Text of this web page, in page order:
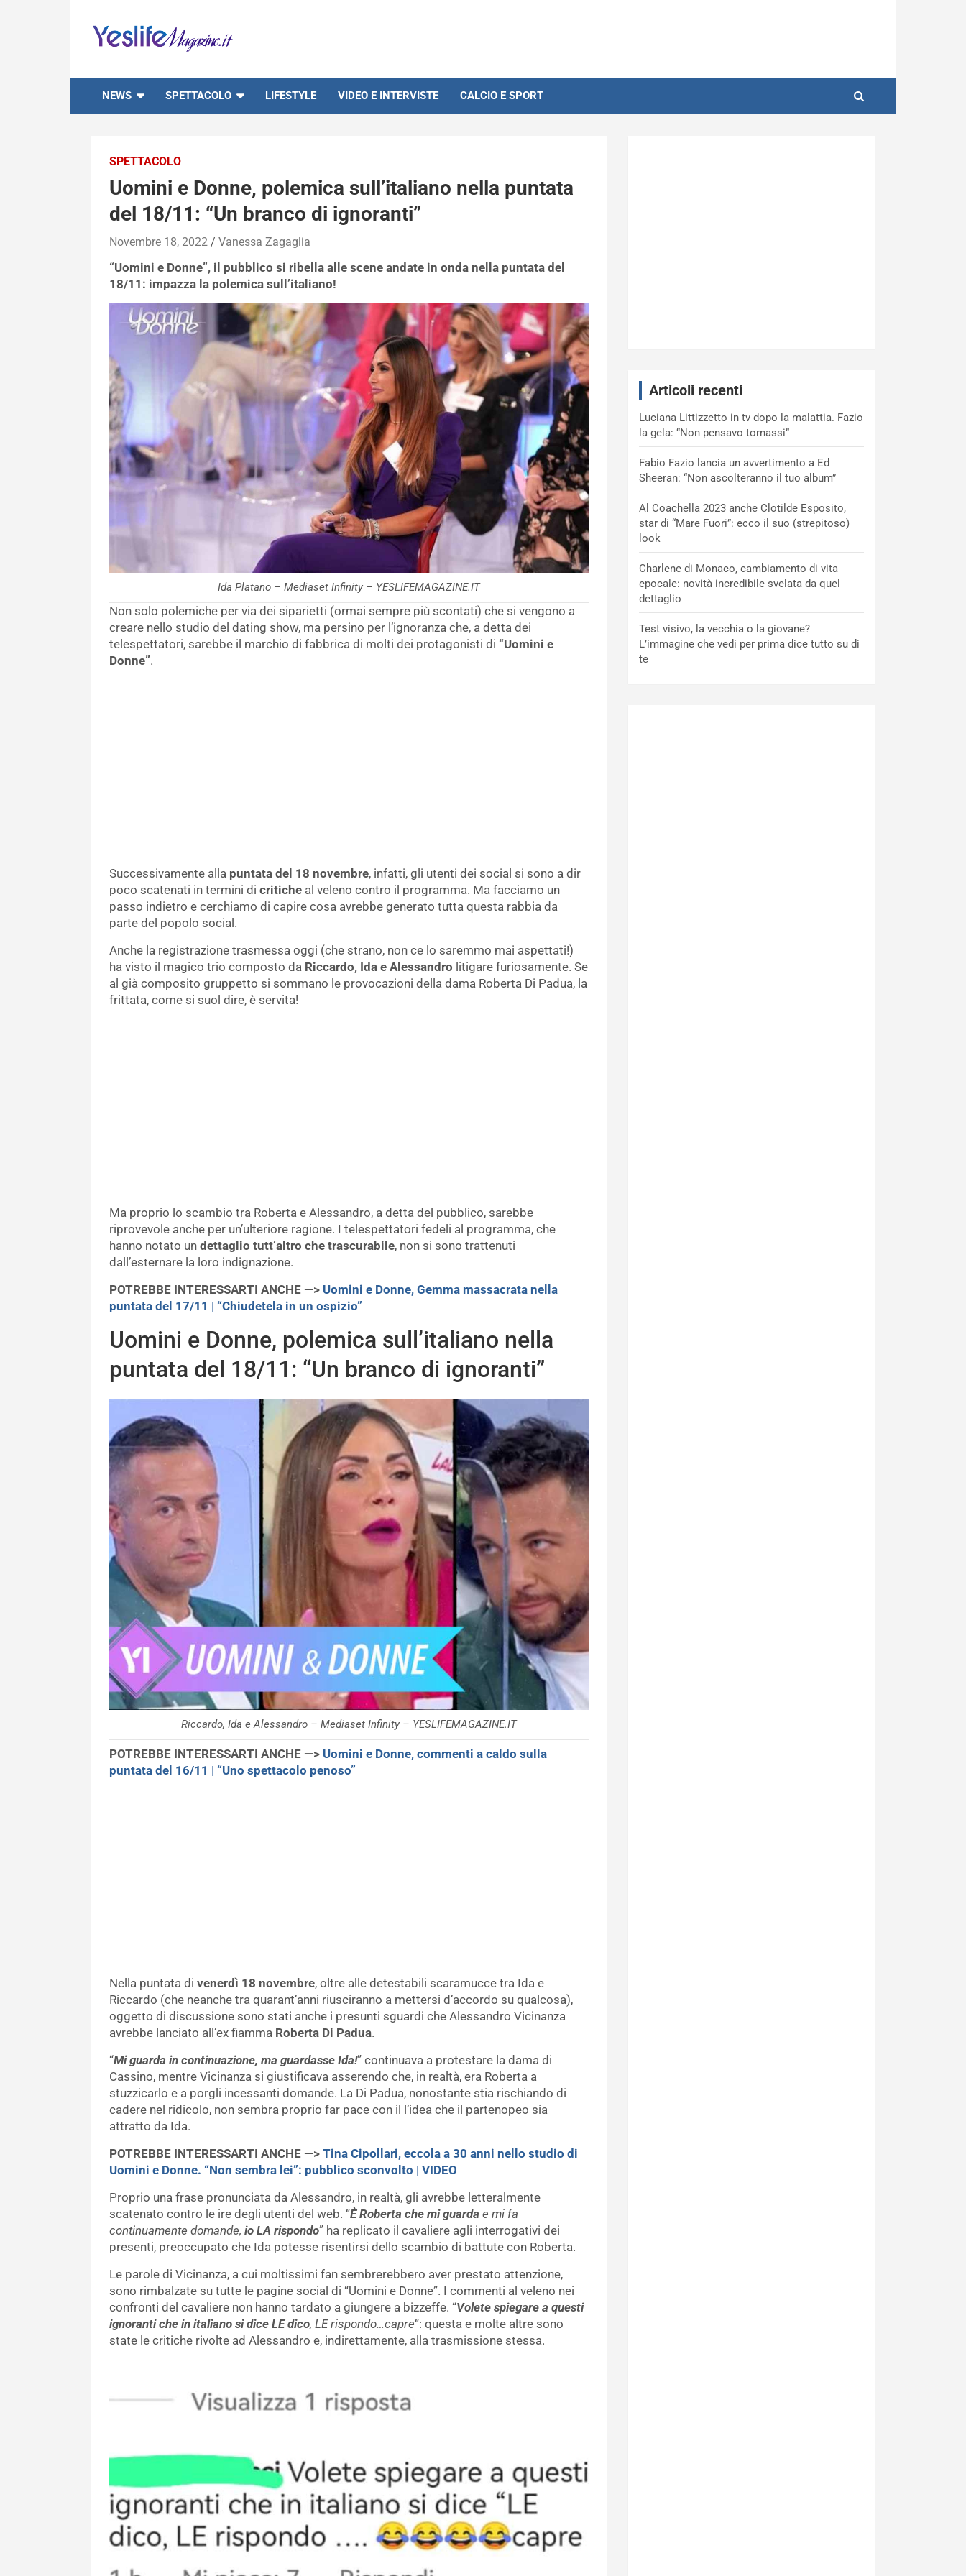
content
NEWS SPETTACOLO LIFESTYLE VIDEO E INTERVISTE CALCIO E SPORT
SPETTACOLO
Uomini e Donne, polemica sull’italiano nella puntata
del 18/11: “Un branco di ignoranti”
Novembre 18, 2022 Vanessa Zagaglia
“Uomini e Donne”, il pubblico si ribella alle scene andate in onda nella puntata del
18/11: impazza la polemica sull’italiano!
Ida Platano – Mediaset Infinity – YESLIFEMAGAZINE.IT
Non solo polemiche per via dei siparietti (ormai sempre più scontati) che si vengono a
creare nello studio del dating show, ma persino per l’ignoranza che, a detta dei
telespettatori, sarebbe il marchio di fabbrica di molti dei protagonisti di “Uomini e
Donne”.
Successivamente alla puntata del 18 novembre, infatti, gli utenti dei social si sono a dir
poco scatenati in termini di critiche al veleno contro il programma. Ma facciamo un
passo indietro e cerchiamo di capire cosa avrebbe generato tutta questa rabbia da
parte del popolo social.
Anche la registrazione trasmessa oggi (che strano, non ce lo saremmo mai aspettati!)
ha visto il magico trio composto da Riccardo, Ida e Alessandro litigare furiosamente. Se
al già composito gruppetto si sommano le provocazioni della dama Roberta Di Padua, la
frittata, come si suol dire, è servita!
Ma proprio lo scambio tra Roberta e Alessandro, a detta del pubblico, sarebbe
riprovevole anche per un’ulteriore ragione. I telespettatori fedeli al programma, che
hanno notato un dettaglio tutt’altro che trascurabile, non si sono trattenuti
dall’esternare la loro indignazione.
POTREBBE INTERESSARTI ANCHE —> Uomini e Donne, Gemma massacrata nella
puntata del 17/11 | “Chiudetela in un ospizio”
Uomini e Donne, polemica sull’italiano nella
puntata del 18/11: “Un branco di ignoranti”
Riccardo, Ida e Alessandro – Mediaset Infinity – YESLIFEMAGAZINE.IT
POTREBBE INTERESSARTI ANCHE —> Uomini e Donne, commenti a caldo sulla
puntata del 16/11 | “Uno spettacolo penoso”
Nella puntata di venerdì 18 novembre, oltre alle detestabili scaramucce tra Ida e
Riccardo (che neanche tra quarant’anni riusciranno a mettersi d’accordo su qualcosa),
oggetto di discussione sono stati anche i presunti sguardi che Alessandro Vicinanza
avrebbe lanciato all’ex fiamma Roberta Di Padua.
“Mi guarda in continuazione, ma guardasse Ida!” continuava a protestare la dama di
Cassino, mentre Vicinanza si giustificava asserendo che, in realtà, era Roberta a
stuzzicarlo e a porgli incessanti domande. La Di Padua, nonostante stia rischiando di
cadere nel ridicolo, non sembra proprio far pace con il l’idea che il partenopeo sia
attratto da Ida.
POTREBBE INTERESSARTI ANCHE —> Tina Cipollari, eccola a 30 anni nello studio di
Uomini e Donne. “Non sembra lei”: pubblico sconvolto | VIDEO
Proprio una frase pronunciata da Alessandro, in realtà, gli avrebbe letteralmente
scatenato contro le ire degli utenti del web. “È Roberta che mi guarda e mi fa
continuamente domande, io LA rispondo” ha replicato il cavaliere agli interrogativi dei
presenti, preoccupato che Ida potesse risentirsi dello scambio di battute con Roberta.
Le parole di Vicinanza, a cui moltissimi fan sembrerebbero aver prestato attenzione,
sono rimbalzate su tutte le pagine social di “Uomini e Donne”. I commenti al veleno nei
confronti del cavaliere non hanno tardato a giungere a bizzeffe. “Volete spiegare a questi
ignoranti che in italiano si dice LE dico, LE rispondo…capre“: questa e molte altre sono
state le critiche rivolte ad Alessandro e, indirettamente, alla trasmissione stessa.
Articoli recenti
Luciana Littizzetto in tv dopo la malattia. Fazio
la gela: “Non pensavo tornassi”
Fabio Fazio lancia un avvertimento a Ed
Sheeran: “Non ascolteranno il tuo album”
Al Coachella 2023 anche Clotilde Esposito,
star di “Mare Fuori”: ecco il suo (strepitoso)
look
Charlene di Monaco, cambiamento di vita
epocale: novità incredibile svelata da quel
dettaglio
Test visivo, la vecchia o la giovane?
L’immagine che vedi per prima dice tutto su di
te